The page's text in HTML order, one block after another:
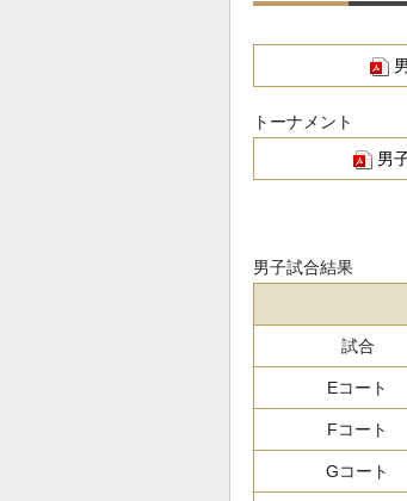
トーナメント
男
男子試合結果
試合
Eコート
Fコート
Gコート